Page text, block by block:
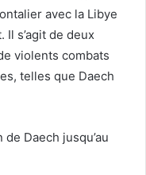
avec la Libye
Il s’agit de deux
violents combats
telles que Daech
Daech jusqu’au